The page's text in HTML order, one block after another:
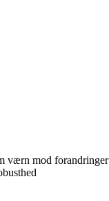
værn mod forandringer